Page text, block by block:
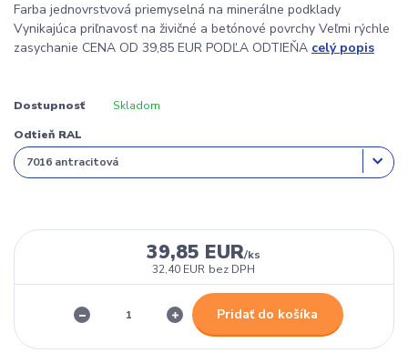
Farba jednovrstvová priemyselná na minerálne podklady
Vynikajúca priľnavosť na živičné a betónové povrchy Veľmi rýchle
zasychanie CENA OD 39,85 EUR PODĽA ODTIEŇA celý popis
Dostupnosť Skladom
Odtieň RAL
39,85 EUR/ks
32,40 EUR bez DPH
Pridať do košíka